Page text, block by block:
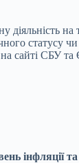
статусу
сайті СБУ
інфляції